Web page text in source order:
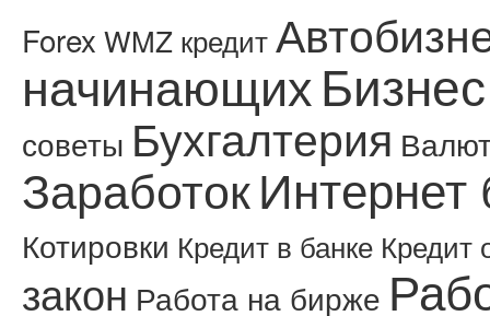
Forex WMZ кредит
начинающих
советы Бухгалтерия
ЗаработокИнтернет
Котировки Кредит в банке Кредит
закон Работа на бирже